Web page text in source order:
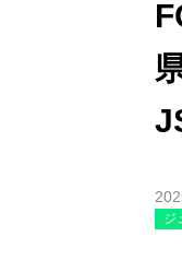
ジ